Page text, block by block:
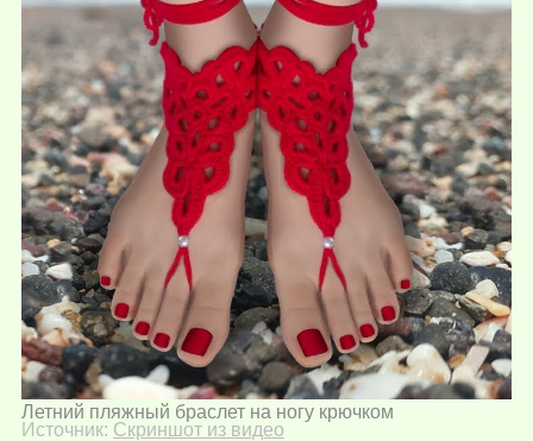
Летний пляжный браслет на ногу крючком
Источник: Скриншот из видео